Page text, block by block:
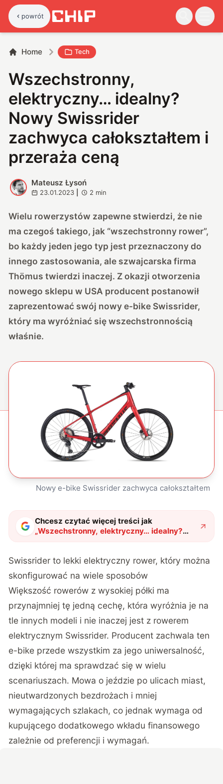
powrót
Home Tech
Wszechstronny,
elektryczny… idealny?
Nowy Swissrider
zachwyca całokształtem i
przeraża ceną
M
Mateusz Łysoń
23.01.2023 2 min
Wielu rowerzystów zapewne stwierdzi, że nie
ma czegoś takiego, jak “wszechstronny rower”,
bo każdy jeden jego typ jest przeznaczony do
innego zastosowania, ale szwajcarska firma
Thömus twierdzi inaczej. Z okazji otworzenia
nowego sklepu w USA producent postanowił
zaprezentować swój nowy e-bike Swissrider,
który ma wyróżniać się wszechstronnością
właśnie.
Nowy e-bike Swissrider zachwyca całokształtem
Chcesz czytać więcej treści jak
„Wszechstronny, elektryczny… idealny?
Nowy Swissrider zachwyca całokształtem i
Swissrider to lekki elektryczny rower, który można
skonfigurować na wiele sposobów
Większość rowerów z wysokiej półki ma
przynajmniej tę jedną cechę, która wyróżnia je na
tle innych modeli i nie inaczej jest z rowerem
elektrycznym Swissrider. Producent zachwala ten
e-bike przede wszystkim za jego uniwersalność,
dzięki której ma sprawdzać się w wielu
scenariuszach. Mowa o jeździe po ulicach miast,
nieutwardzonych bezdrożach i mniej
wymagających szlakach, co jednak wymaga od
kupującego dodatkowego wkładu finansowego
zależnie od preferencji i wymagań.